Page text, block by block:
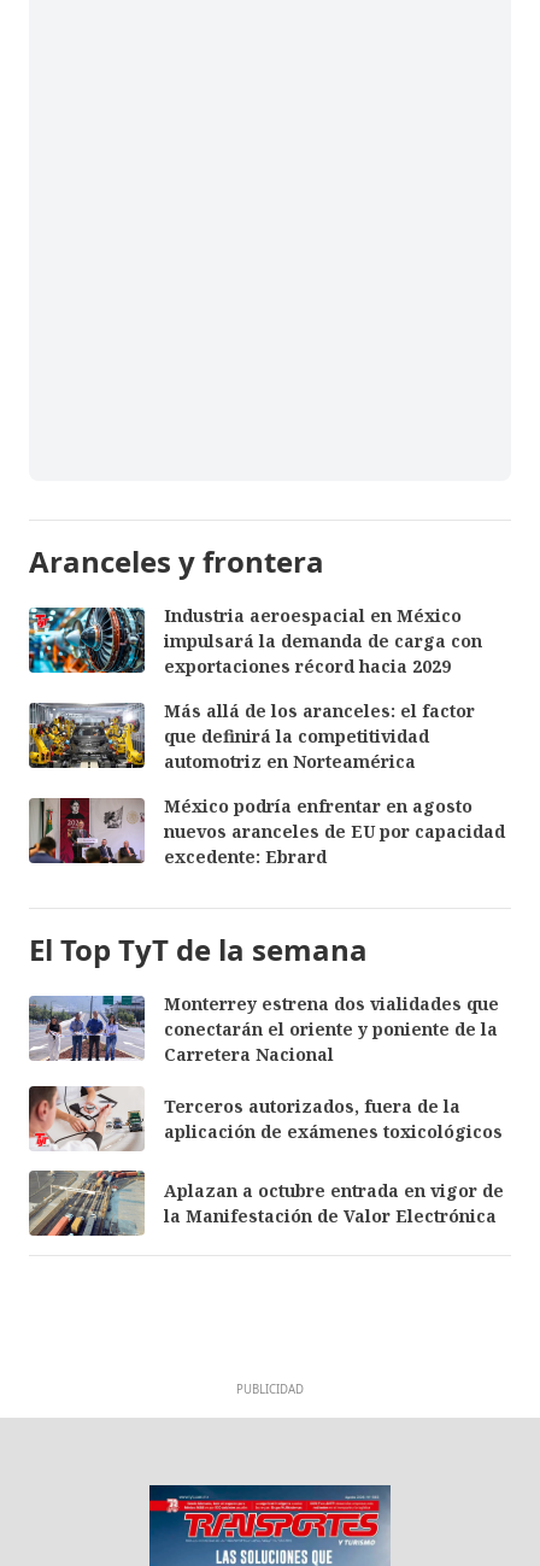
Aranceles y frontera
Industria aeroespacial en México
impulsará la demanda de carga con
exportaciones récord hacia 2029
Más allá de los aranceles: el factor
que definirá la competitividad
automotriz en Norteamérica
México podría enfrentar en agosto
nuevos aranceles de EU por capacidad
excedente: Ebrard
El Top TyT de la semana
Monterrey estrena dos vialidades que
conectarán el oriente y poniente de la
Carretera Nacional
Terceros autorizados, fuera de la
aplicación de exámenes toxicológicos
Aplazan a octubre entrada en vigor de
la Manifestación de Valor Electrónica
PUBLICIDAD